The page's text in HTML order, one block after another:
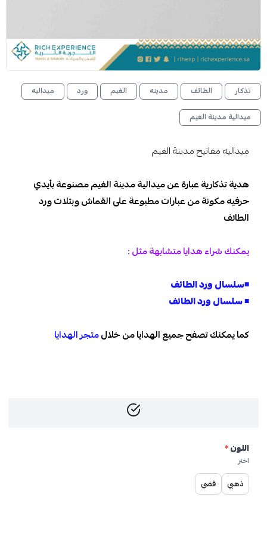
تذكار الطائف مدينه الغيم ورد
ميداليه
ميدالية مدينة الغيم
ميداليه مفاتيح مدينة الغيم
هدية تذكارية عبارة عن ميدالية مدينة الغيم مصنوعة بأيدي
حرفيه مكونة من عبارات مطبوعة على القماش وبتلات ورد
الطائف
يمكنك شراء هدايا متشابهة مثل :
◾سلسال ورد الطائف
◾سلسال ورد الطائف
كما يمكنك تصفح جميع الهدايا من خلالمتجر الهدايا
اللون*
اختر
ذهبي فضي